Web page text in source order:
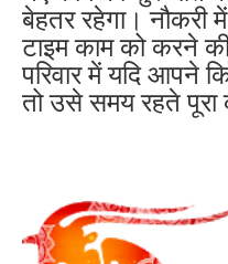
बेहतर रहेगा। नौकरी में
टाइम काम को करने
परिवार में यदि आपने
तो उसे समय रहते पूरा